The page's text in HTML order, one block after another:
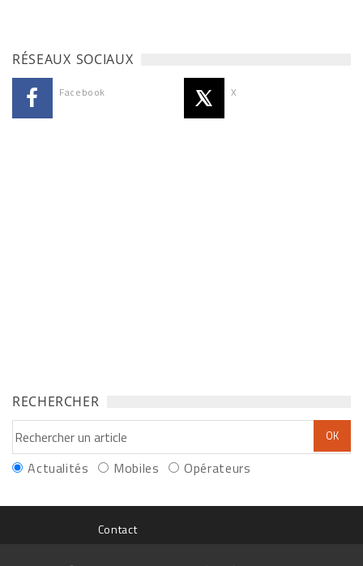
RÉSEAUX SOCIAUX
Facebook X
RECHERCHER
Actualités Mobiles Opérateurs
Contact